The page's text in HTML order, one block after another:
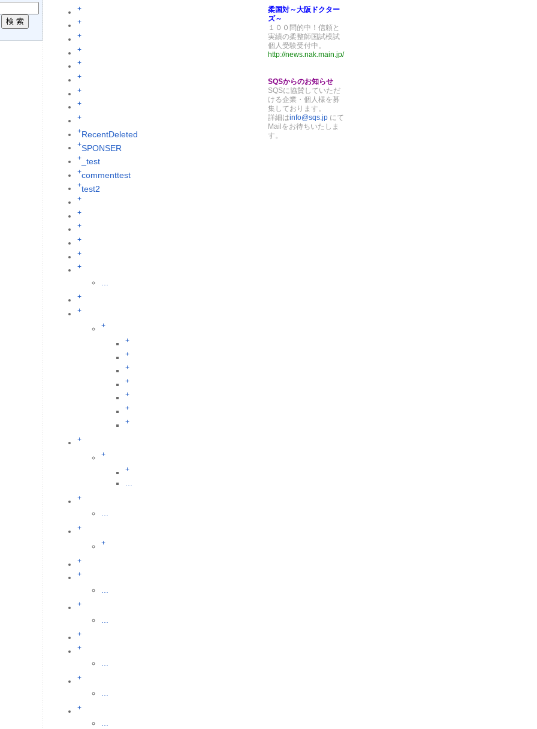
+
+
+
+
+
+
+
+
+
+RecentDeleted
+SPONSER
+_test
+commenttest
+test2
+
+
+
+
+
+
+
+
+
+
+
+
+
+
+
+
+
+
+
...
+
...
+
+
+
+
+
+
+
...
+
...
+
...
柔国対～大阪ドクター
ズ～
１００問的中！信頼と
実績の柔整師国試模試
個人受験受付中。
http://news.nak.main.jp/
SQSからのお知らせ
SQSに協賛していただ
ける企業・個人様を募
集しております。
詳細はinfo@sqs.jp にて
Mailをお待ちいたしま
す。